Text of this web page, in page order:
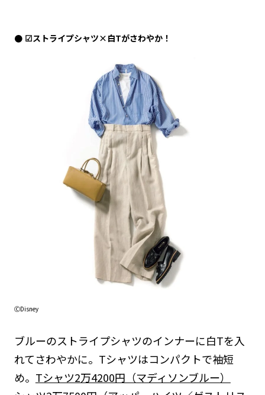
☑ストライプシャツ×白Tがさわやか！
ⒸDisney
ブルーのストライプシャツのインナーに白Tを入
れてさわやかに。Tシャツはコンパクトで袖短
め。 Tシャツ2万4200円（マディソンブルー）